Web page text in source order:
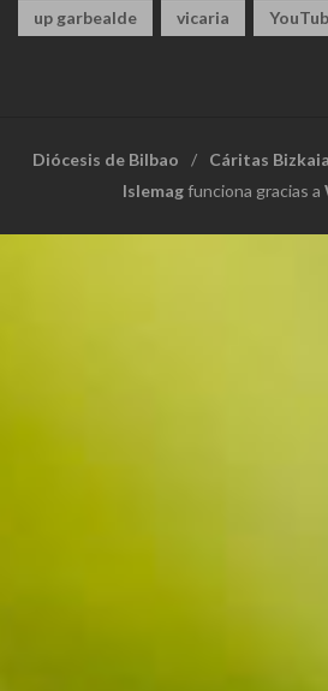
up garbealde vicaria
Diócesis de Bilbao Cáritas Bizkaia
Islemagfunciona gracias a